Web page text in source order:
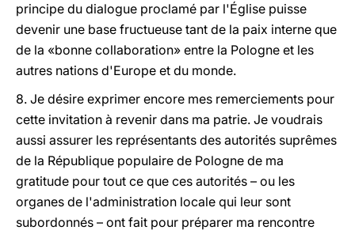
principe du dialogue proclamé par l'Église puisse
devenir une base fructueuse tant de la paix interne que
de la «bonne collaboration» entre la Pologne et les
autres nations d'Europe et du monde.
8. Je désire exprimer encore mes remerciements pour
cette invitation à revenir dans ma patrie. Je voudrais
aussi assurer les représentants des autorités suprêmes
de la République populaire de Pologne de ma
gratitude pour tout ce que ces autorités – ou les
organes de l'administration locale qui leur sont
subordonnés – ont fait pour préparer ma rencontre